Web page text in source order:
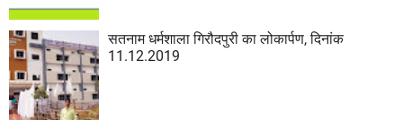
सतनाम धर्मशाला गिरौदपुरी का लोकार्पण, दिनांक
11.12.2019